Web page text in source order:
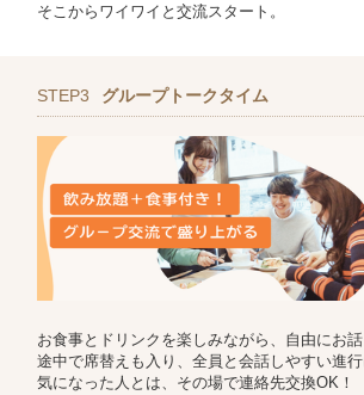
そこからワイワイと交流スタート。
STEP3 グループトークタイム
お食事とドリンクを楽しみながら、自由にお話
途中で席替えも入り、全員と会話しやすい進行
気になった人とは、その場で連絡先交換OK！